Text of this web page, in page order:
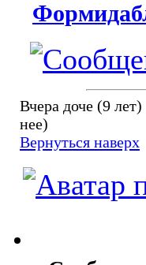
Вчера доче (9
нее)
Вернуться наверх